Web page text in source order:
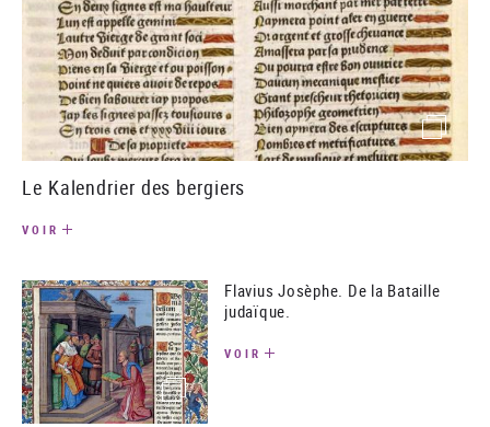
()image
Le Kalendrier des bergiers
VOIR
(image)
Flavius Josèphe. De la Bataille
judaïque.
VOIR